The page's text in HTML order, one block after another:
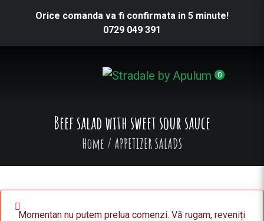
Orice comanda va fi confirmata in 5 minute!
0729 049 391
0
Beef salad with sweet sour sauce
Home / APPETIZER SALADS
Momentan nu putem prelua comenzi. Vă rugam, reveniți